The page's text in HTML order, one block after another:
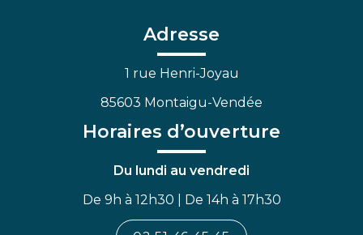
FacebookLinkedin
Adresse
1 rue Henri-Joyau
85603 Montaigu-Vendée
Horaires d’ouverture
Du lundi au vendredi
De 9h à 12h30 | De 14h à 17h30